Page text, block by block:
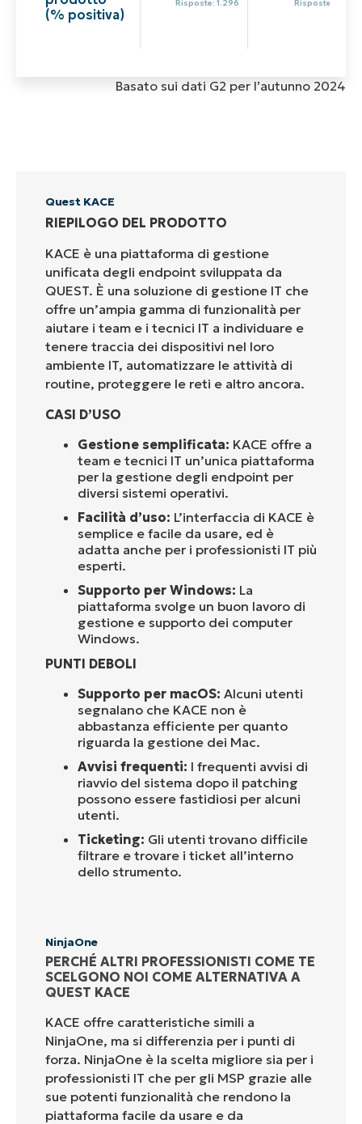
(% positiva)
Risposte: 1.296 Risposte: 79
Basato sui dati G2 per l’autunno 2024
Quest KACE
RIEPILOGO DEL PRODOTTO
KACE è una piattaforma di gestione
unificata degli endpoint sviluppata da
QUEST. È una soluzione di gestione IT che
offre un’ampia gamma di funzionalità per
aiutare i team e i tecnici IT a individuare e
tenere traccia dei dispositivi nel loro
ambiente IT, automatizzare le attività di
routine, proteggere le reti e altro ancora.
CASI D’USO
Gestione semplificata: KACE offre a
team e tecnici IT un’unica piattaforma
per la gestione degli endpoint per
diversi sistemi operativi.
Facilità d’uso: L’interfaccia di KACE è
semplice e facile da usare, ed è
adatta anche per i professionisti IT più
esperti.
Supporto per Windows: La
piattaforma svolge un buon lavoro di
gestione e supporto dei computer
Windows.
PUNTI DEBOLI
Supporto per macOS: Alcuni utenti
segnalano che KACE non è
abbastanza efficiente per quanto
riguarda la gestione dei Mac.
Avvisi frequenti: I frequenti avvisi di
riavvio del sistema dopo il patching
possono essere fastidiosi per alcuni
utenti.
Ticketing: Gli utenti trovano difficile
filtrare e trovare i ticket all’interno
dello strumento.
NinjaOne
PERCHÉ ALTRI PROFESSIONISTI COME TE
SCELGONO NOI COME ALTERNATIVA A
QUEST KACE
KACE offre caratteristiche simili a
NinjaOne, ma si differenzia per i punti di
forza. NinjaOne è la scelta migliore sia per i
professionisti IT che per gli MSP grazie alle
sue potenti funzionalità che rendono la
piattaforma facile da usare e da